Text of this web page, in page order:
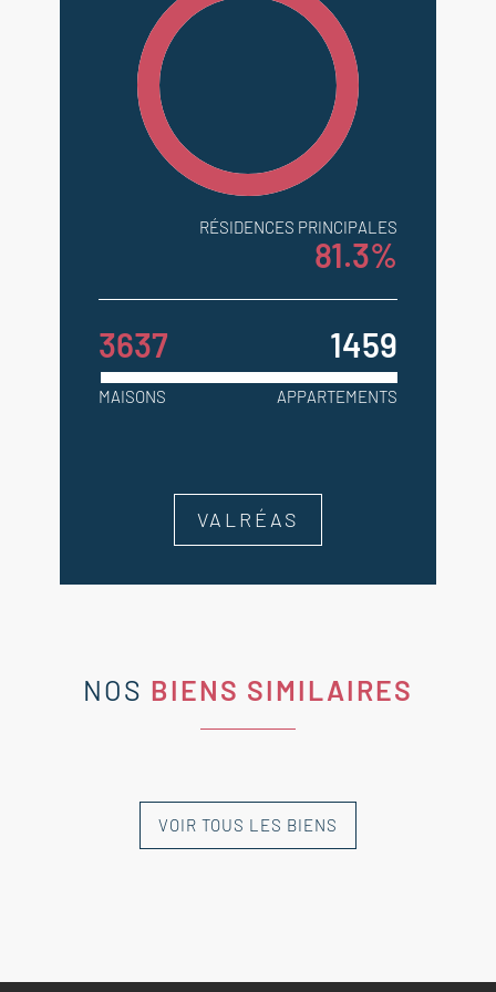
RÉSIDENCES PRINCIPALES
81.3%
3637 1459
MAISONS APPARTEMENTS
VALRÉAS
NOS BIENS SIMILAIRES
NOUVEAUTÉ
NOUVEAUTÉ
NOUVEAUTÉ
NOUVEAUTÉ
NOUVEAUTÉVOIR TOUS LES BIENS